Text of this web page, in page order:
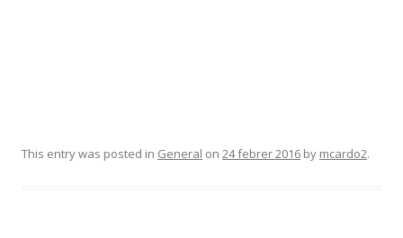
This entry was posted in General on 24 febrer 2016 by mcardo2.